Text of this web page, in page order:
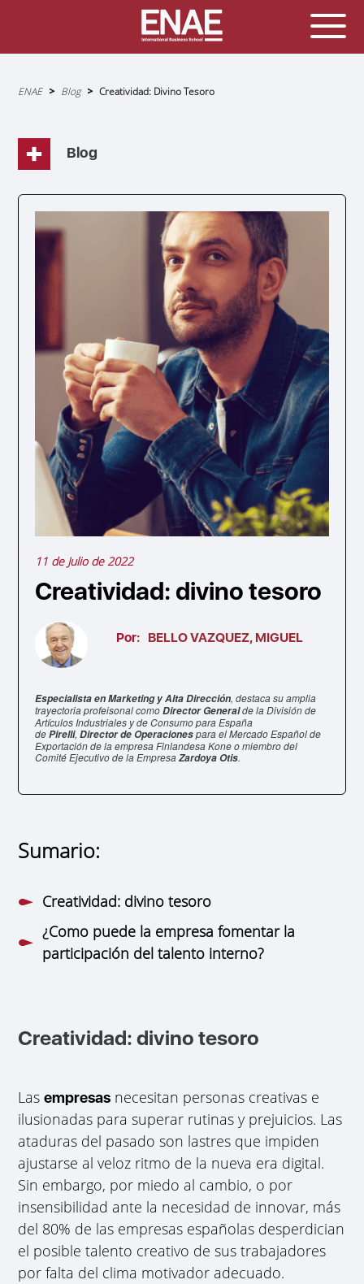
Sobrescribir
la
navegación
ENAE Blog Creatividad: Divino Tesoro
Blog
11 de Julio de 2022
Creatividad: divino tesoro
Por: BELLO VAZQUEZ, MIGUEL
Especialista en Marketing y Alta Dirección, destaca su amplia
trayectoria profeisonal comoDirector Generalde la División de
Artículos Industriales y de Consumo para España
dePirelli,Director de Operacionespara el Mercado Español de
Exportación de la empresa Finlandesa Kone o miembro del
Comité Ejecutivo de la EmpresaZardoya Otis.
Sumario:
Creatividad: divino tesoro
¿Como puede la empresa fomentar la
participación del talento interno?
Creatividad: divino tesoro
Lasempresas necesitan personas creativas e
ilusionadas para superar rutinas y prejuicios. Las
ataduras del pasado son lastres que impiden
ajustarse al veloz ritmo de la nueva era digital.
Sin embargo, por miedo al cambio, o por
insensibilidad ante la necesidad de innovar, más
del 80% de las empresas españolas desperdician
el posible talento creativo de sus trabajadores
por falta del clima motivador adecuado.